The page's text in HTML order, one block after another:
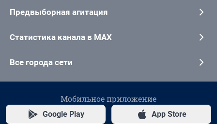
Предвыборная агитация
Статистика канала в MAX
Все города сети
Мобильное приложение
Google Play App Store